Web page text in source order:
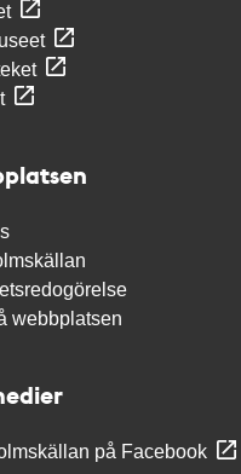
webbplatsen
på Facebook